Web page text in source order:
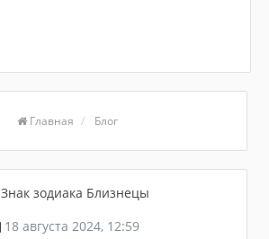
Главная Блог
18 августа 2024, 12:59